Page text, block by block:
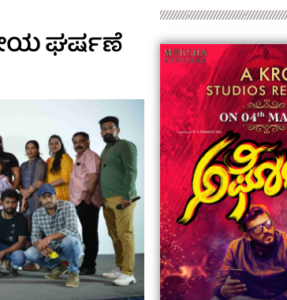
ಘರ್ಷಣೆ